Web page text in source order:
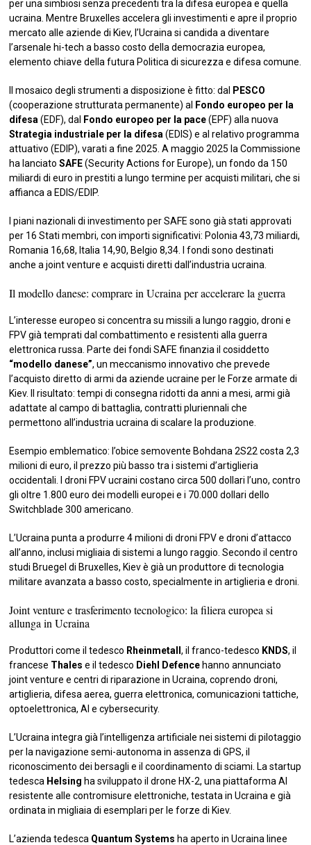
per una simbiosi senza precedenti tra la difesa europea e quella
ucraina. Mentre Bruxelles accelera gli investimenti e apre il proprio
mercato alle aziende di Kiev, l’Ucraina si candida a diventare
l’arsenale hi-tech a basso costo della democrazia europea,
elemento chiave della futura Politica di sicurezza e difesa comune.
Il mosaico degli strumenti a disposizione è fitto: dal
PESCO
(cooperazione strutturata permanente) al
Fondo europeo per la
difesa (EDF), dal Fondo europeo per la pace(EPF) alla nuova
Strategia industriale per la difesa (EDIS) e al relativo programma
attuativo (EDIP), varati a fine 2025. A maggio 2025 la Commissione
ha lanciatoSAFE(Security Actions for Europe), un fondo da 150
miliardi di euro in prestiti a lungo termine per acquisti militari, che si
affianca a EDIS/EDIP.
I piani nazionali di investimento per SAFE sono già stati approvati
per 16 Stati membri, con importi significativi: Polonia 43,73 miliardi,
Romania 16,68, Italia 14,90, Belgio 8,34. I fondi sono destinati
anche a joint venture e acquisti diretti dall’industria ucraina.
Il modello danese: comprare in Ucraina per accelerare la guerra
L’interesse europeo si concentra su missili a lungo raggio, droni e
FPV già temprati dal combattimento e resistenti alla guerra
elettronica russa. Parte dei fondi SAFE finanzia il cosiddetto
“modello danese”, un meccanismo innovativo che prevede
l’acquisto diretto di armi da aziende ucraine per le Forze armate di
Kiev. Il risultato: tempi di consegna ridotti da anni a mesi, armi già
adattate al campo di battaglia, contratti pluriennali che
permettono all’industria ucraina di scalare la produzione.
Esempio emblematico: l’obice semovente Bohdana 2S22 costa 2,3
milioni di euro, il prezzo più basso tra i sistemi d’artiglieria
occidentali. I droni FPV ucraini costano circa 500 dollari l’uno, contro
gli oltre 1.800 euro dei modelli europei e i 70.000 dollari dello
Switchblade 300 americano.
L’Ucraina punta a produrre 4 milioni di droni FPV e droni d’attacco
all’anno, inclusi migliaia di sistemi a lungo raggio. Secondo il centro
studi Bruegel di Bruxelles, Kiev è già un produttore di tecnologia
militare avanzata a basso costo, specialmente in artiglieria e droni.
Joint venture e trasferimento tecnologico: la filiera europea si
allunga in Ucraina
Produttori come il tedesco Rheinmetall, il franco-tedesco KNDS, il
francese Thales e il tedesco Diehl Defence hanno annunciato
joint venture e centri di riparazione in Ucraina, coprendo droni,
artiglieria, difesa aerea, guerra elettronica, comunicazioni tattiche,
optoelettronica, AI e cybersecurity.
L’Ucraina integra già l’intelligenza artificiale nei sistemi di pilotaggio
per la navigazione semi-autonoma in assenza di GPS, il
riconoscimento dei bersagli e il coordinamento di sciami. La startup
tedesca Helsing ha sviluppato il drone HX-2, una piattaforma AI
resistente alle contromisure elettroniche, testata in Ucraina e già
ordinata in migliaia di esemplari per le forze di Kiev.
L’azienda tedesca Quantum Systems ha aperto in Ucraina linee